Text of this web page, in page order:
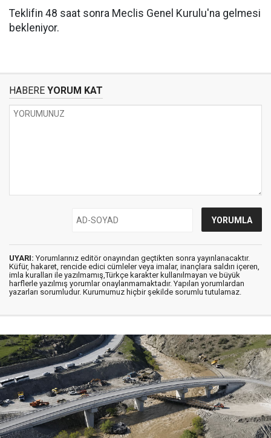
Teklifin 48 saat sonra Meclis Genel Kurulu'na gelmesi
bekleniyor.
HABERE YORUM KAT
UYARI: Yorumlarınız editör onayından geçtikten sonra yayınlanacaktır.
Küfür, hakaret, rencide edici cümleler veya imalar, inançlara saldırı içeren,
imla kuralları ile yazılmamış,Türkçe karakter kullanılmayan ve büyük
harflerle yazılmış yorumlar onaylanmamaktadır. Yapılan yorumlardan
yazarları sorumludur. Kurumumuz hiçbir şekilde sorumlu tutulamaz.